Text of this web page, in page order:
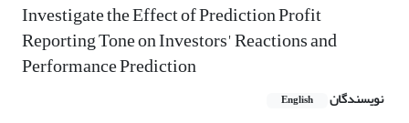
Investigate the Effect of Prediction Profit
Reporting Tone on Investors' Reactions and
Performance Prediction
نویسندگان English